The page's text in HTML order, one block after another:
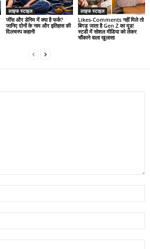
लाइफ स्टाइल
जींस और डेनिम में क्या है फर्क?
जानिए दोनों के नाम और इतिहास की
दिलचस्प कहानी
लाइफ स्टाइल
Likes-Comments नहीं मिले तो
बिगड़ जाता है Gen Z का मूड!
स्टडी में सोशल मीडिया को लेकर
चौंकाने वाला खुलासा